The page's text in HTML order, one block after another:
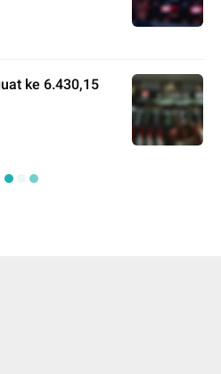
ke 6.430,15